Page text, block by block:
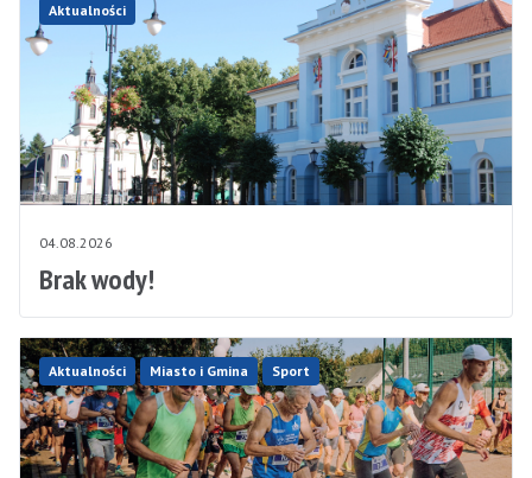
Aktualności
04.08.2026
Brak wody!
Aktualności Miasto i Gmina Sport